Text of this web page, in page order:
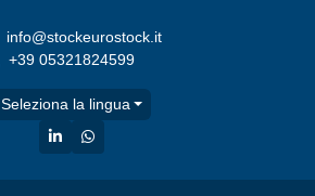
info@stockeurostock.it
+39 05321824599
Seleziona la lingua
linkedinwhatsapp